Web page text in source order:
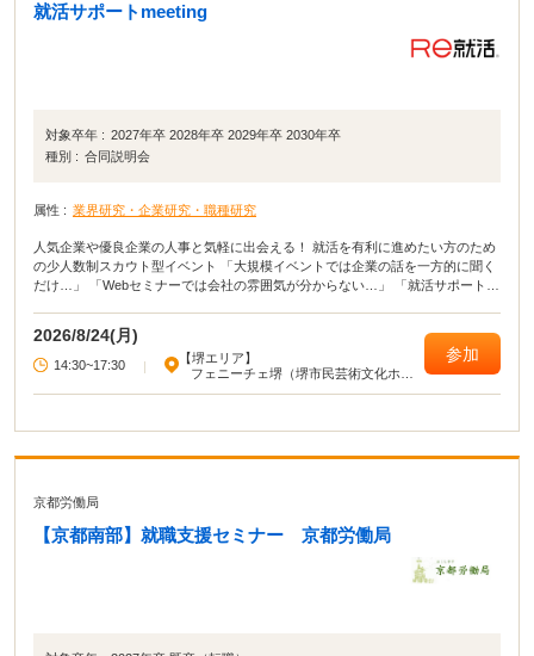
就活サポートmeeting
対象卒年 : 2027年卒 2028年卒 2029年卒 2030年卒
種別 : 合同説明会
属性 : 業界研究・企業研究・職種研究
人気企業や優良企業の人事と気軽に出会える！ 就活を有利に進めたい方のため
の少人数制スカウト型イベント 「大規模イベントでは企業の話を一方的に聞く
だけ…」 「Webセミナーでは会社の雰囲気が分からない…」 「就活サポート
生、そして学部4年生・修士2年生の参加も大歓迎！ 皆様のご参加をお待ちして
います！
2026/8/24(月)
14:30~17:30 |
【堺エリア】
フェニーチェ堺（堺市民芸術文化ホー
参加
京都労働局
【京都南部】就職支援セミナー 京都労働局